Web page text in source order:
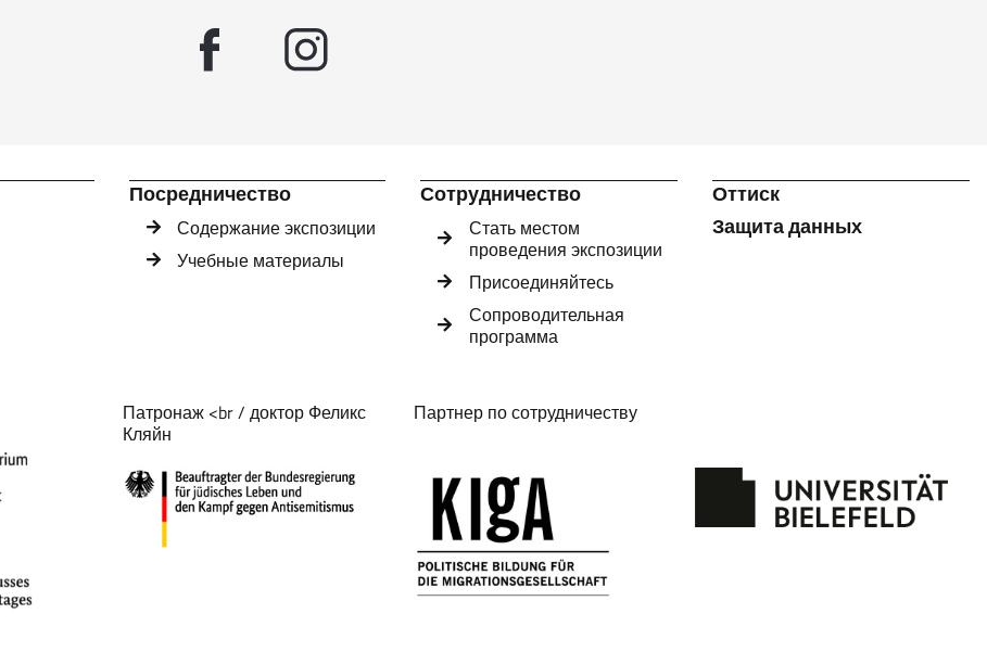
Посредничество
Содержание экспозиции
Учебные материалы
Сотрудничество
Стать местом
проведения экспозиции
Присоединяйтесь
Сопроводительная
программа
Оттиск
Защита данных
Патронаж <br / доктор Феликс
Кляйн
Партнер по сотрудничеству